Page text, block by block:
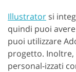
Illustrator si
quindi puoi
puoi utilizzare
progetto. Inoltre,
personal-izzati